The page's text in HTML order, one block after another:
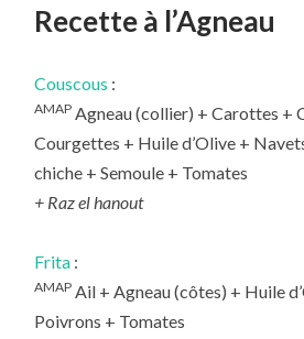
CONTENURecette à l’Agneau
Couscous :
AMAP Agneau (collier) + Carottes +
Courgettes + Huile d’Olive +
chiche + Semoule + Tomates
+ Raz el hanout
Frita :
AMAP Ail + Agneau (côtes) + Huile
Poivrons + Tomates